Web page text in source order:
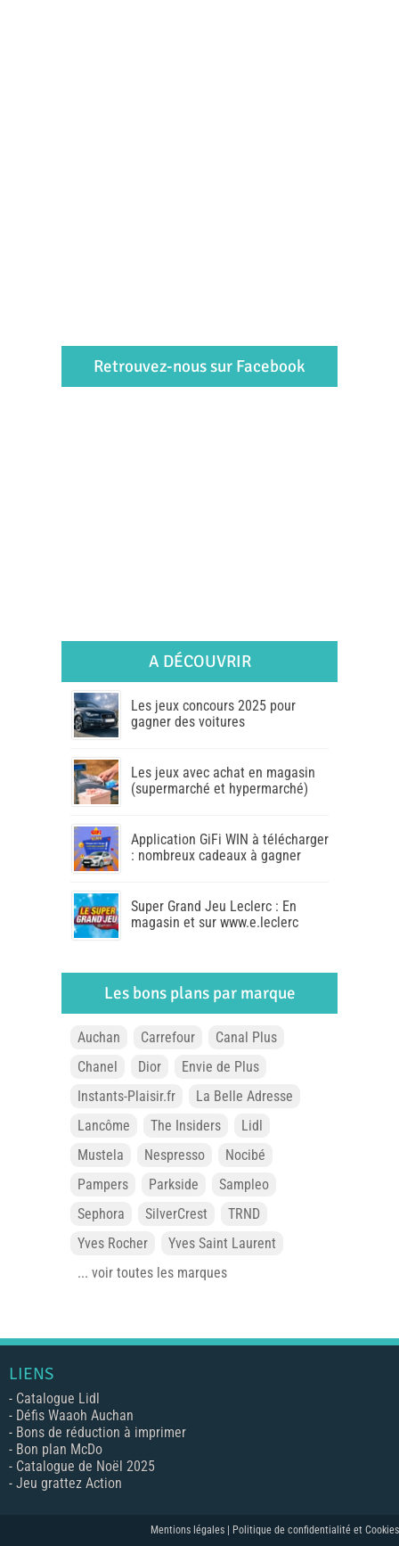
Retrouvez-nous sur Facebook
A DÉCOUVRIR
Les jeux concours 2025 pour
gagner des voitures
Les jeux avec achat en magasin
(supermarché et hypermarché)
Application GiFi WIN à télécharger
: nombreux cadeaux à gagner
Super Grand Jeu Leclerc : En
magasin et sur www.e.leclerc
Les bons plans par marque
Auchan Carrefour
Canal Plus
Chanel
Dior
Envie de Plus
Instants-Plaisir.fr
La Belle Adresse
Lancôme
The Insiders
Lidl
Mustela
Nespresso
Nocibé
Pampers
Parkside
Sampleo
Sephora
SilverCrest
TRND
Yves Rocher
Yves Saint Laurent
... voir toutes les marques
LIENS
- Catalogue Lidl
- Défis Waaoh Auchan
- Bons de réduction à imprimer
- Bon plan McDo
- Catalogue de Noël 2025
- Jeu grattez Action
Mentions légales | Politique de confidentialité et Cookies